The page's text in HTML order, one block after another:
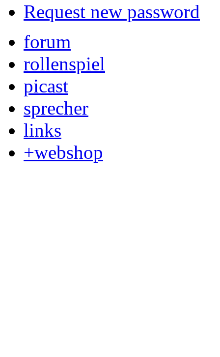
Request new password
forum
rollenspiel
picast
sprecher
links
+webshop